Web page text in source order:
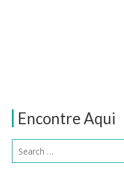
Encontre Aqui